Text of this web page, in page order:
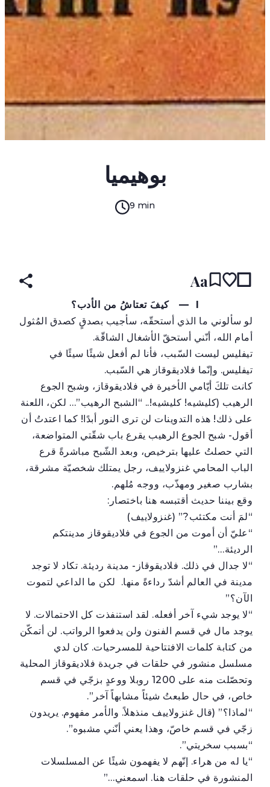
بوهيميا
9 min
Aa
I — كيفَ تعتاشُ من الأدب؟
لو سألوني ما الذي أستحقّه، سأجيب بصدقٍ كصدق المُثول
أمام الله، أنّني أستحقّ الأشغال الشاقّة.
تيفليس ليست السّبب، فأنا لم أفعل شيئًا سيئًا في
تيفليس. وإنّما فلاديقوقاز هي السّبب.
كانت تلكَ أيّامي الأخيرة في فلاديقوقاز، وشبح الجوع
الرهيب (كليشيه! كليشيه!.. “الشبح الرهيب”… لكن، اللعنة
على ذلك! هذه التدوينات لن ترى النور أبدًا! كما اعتدتُ أن
أقول- شبح الجوع الرهيب يقرع باب شقّتي المتواضعة،
التي حصلتُ عليها بترخيص، وبعد الشّبح مباشرةً قرع
الباب المحامي غنزولاييف، رجل يمتلك شخصيّة مشرقة،
بشارب صغير ومهذّب، ووجه مُلهم.
وقع بيننا حديث أقتبسه هنا باختصار:
“لمَ أنت مكتئب?” (غنزولاييف)
“عليّ أن أموت من الجوع في فلاديقوقاز مدينتكم
الرديئة…”
“لا جدال في ذلك. فلاديقوقاز- مدينة رديئة. تكاد لا توجد
مدينة في العالم أشدّ رداءةً منها. لكن ما الداعي لتموت
الآن؟”
“لا يوجد شيء آخر أفعله. لقد استنفذت كل الاحتمالات. لا
يوجد مال في قسم الفنون ولن يدفعوا الرواتب. لن أتمكّن
من كتابة كلمات الافتتاحية للمسرحيات. كان لدي
مسلسل منشور في حلقات في جريدة فلاديقوقاز المحلية
وتحصّلت منه على 1200 روبلا ووعدٍ بزجّي في قسم
خاص، في حال طبعتُ شيئاً مشابهاً آخر”.
“لماذا؟” (قال غنزولاييف منذهلاً. والأمر مفهوم. يريدون
زجّي في قسم خاصّ، وهذا يعني أنّني مشبوه”.
“بسبب سخريتي”.
“يا له من هراء. إنّهم لا يفهمون شيئًا عن المسلسلات
المنشورة في حلقات هنا. اسمعني…”